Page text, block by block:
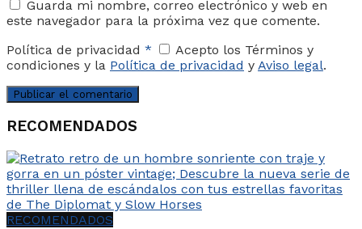
Guarda mi nombre, correo electrónico y web en
este navegador para la próxima vez que comente.
Política de privacidad *
Acepto los Términos y
condiciones y la Política de privacidad y Aviso legal.
RECOMENDADOS
RECOMENDADOS